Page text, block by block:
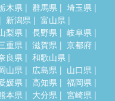
木県 群馬県
埼玉県
新潟県
富山県
梨県 長野県
岐阜県
重県 滋賀県
京都府
良県
和歌山県
山県 広島県
山口県
媛県 高知県
福岡県
本県 大分県
宮崎県